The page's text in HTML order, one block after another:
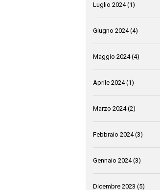
Luglio 2024(1)
Giugno 2024(4)
Maggio 2024(4)
Aprile 2024(1)
Marzo 2024(2)
Febbraio 2024(3)
Gennaio 2024(3)
Dicembre 2023 (5)